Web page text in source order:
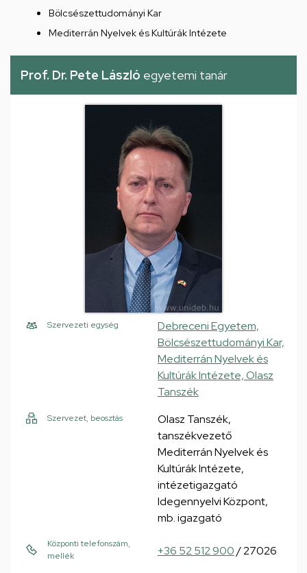
Bölcsészettudományi Kar
Mediterrán Nyelvek és Kultúrák Intézete
Prof. Dr. Pete László egyetemi tanár
Szervezeti egység
Debreceni Egyetem,
Bölcsészettudományi Kar,
Mediterrán Nyelvek és
Kultúrák Intézete, Olasz
Tanszék
Szervezet, beosztás
Olasz Tanszék,
tanszékvezető
Mediterrán Nyelvek és
Kultúrák Intézete,
intézetigazgató
Idegennyelvi Központ,
mb. igazgató
Központi telefonszám,
mellék
+36 52 512 900/ 27026